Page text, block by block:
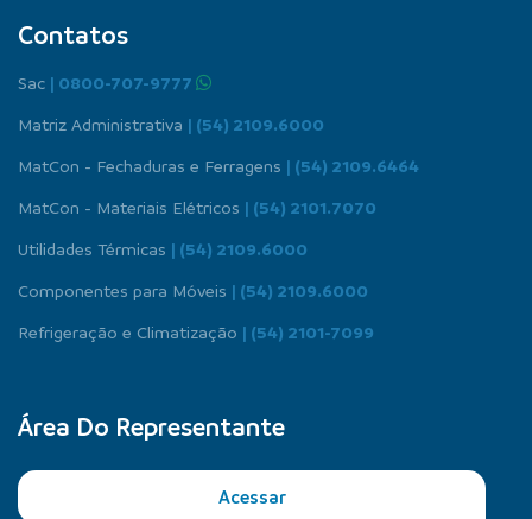
Contatos
Sac | 0800-707-9777
Matriz Administrativa | (54) 2109.6000
MatCon - Fechaduras e Ferragens | (54) 2109.6464
MatCon - Materiais Elétricos | (54) 2101.7070
Utilidades Térmicas | (54) 2109.6000
Componentes para Móveis | (54) 2109.6000
Refrigeração e Climatização | (54) 2101-7099
Área Do Representante
Acessar